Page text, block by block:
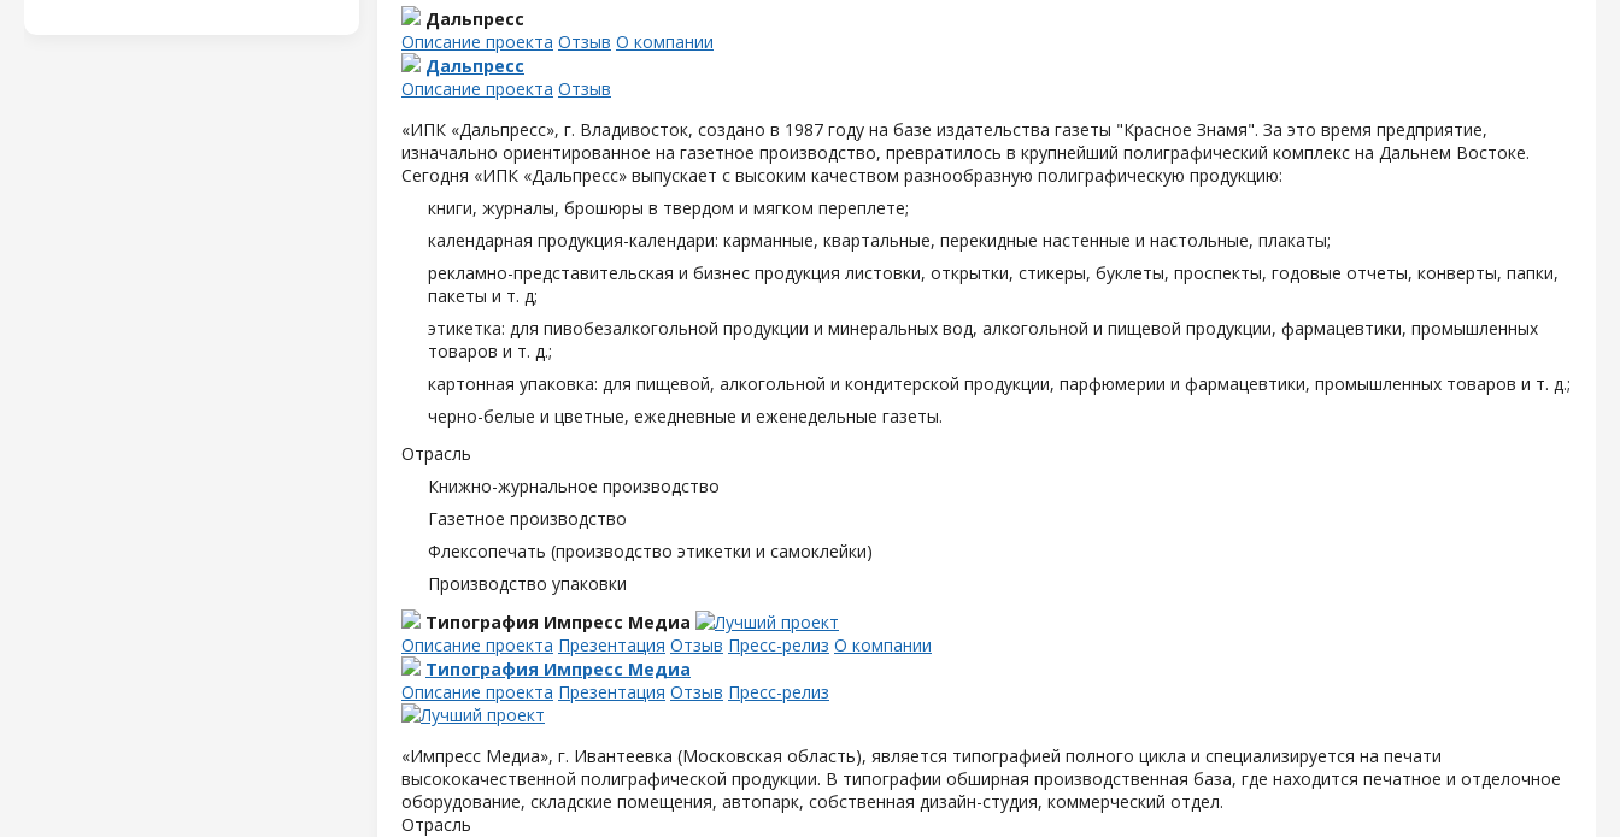
Дальпресс
Описание проекта Отзыв О компании
Дальпресс
Описание проекта Отзыв
«ИПК «Дальпресс», г. Владивосток, создано в 1987 году на базе издательства газеты "Красное Знамя". За это время предприятие,
изначально ориентированное на газетное производство, превратилось в крупнейший полиграфический комплекс на Дальнем Востоке.
Сегодня «ИПК «Дальпресс» выпускает с высоким качеством разнообразную полиграфическую продукцию:
книги, журналы, брошюры в твердом и мягком переплете;
календарная продукция-календари: карманные, квартальные, перекидные настенные и настольные, плакаты;
рекламно-представительская и бизнес продукция листовки, открытки, стикеры, буклеты, проспекты, годовые отчеты, конверты, папки,
пакеты и т. д;
этикетка: для пивобезалкогольной продукции и минеральных вод, алкогольной и пищевой продукции, фармацевтики, промышленных
товаров и т. д.;
картонная упаковка: для пищевой, алкогольной и кондитерской продукции, парфюмерии и фармацевтики, промышленных товаров и т. д.;
черно-белые и цветные, ежедневные и еженедельные газеты.
Отрасль
Книжно-журнальное производство
Газетное производство
Флексопечать (производство этикетки и самоклейки)
Производство упаковки
Типография Импресс Медиа
Описание проекта Презентация Отзыв Пресс-релиз О компании
Типография Импресс Медиа
Описание проекта Презентация Отзыв Пресс-релиз
«Импресс Медиа», г. Ивантеевка (Московская область), является типографией полного цикла и специализируется на печати
высококачественной полиграфической продукции. В типографии обширная производственная база, где находится печатное и отделочное
оборудование, складские помещения, автопарк, собственная дизайн-студия, коммерческий отдел.
Отрасль